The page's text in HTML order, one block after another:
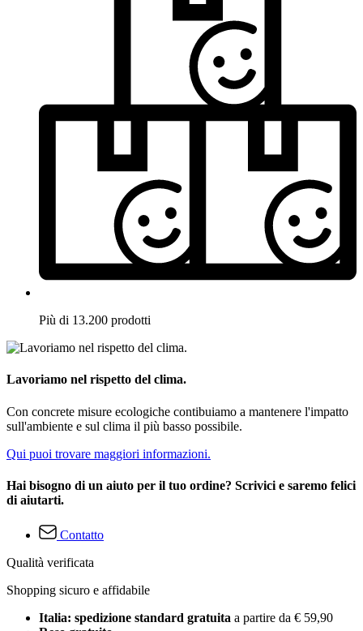
Più di 13.200 prodotti
Lavoriamo nel rispetto del clima.
Con concrete misure ecologiche contibuiamo a mantenere l'impatto
sull'ambiente e sul clima il più basso possibile.
Qui puoi trovare maggiori informazioni.
Hai bisogno di un aiuto per il tuo ordine? Scrivici e saremo felici
di aiutarti.
Contatto
Qualità verificata
Shopping sicuro e affidabile
Italia: spedizione standard gratuita a partire da € 59,90